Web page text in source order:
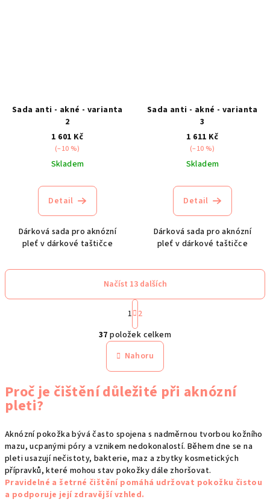
Sada anti - akné - varianta
2
1 601 Kč
(–10 %)
Skladem
Detail
Dárková sada pro aknózní
pleť v dárkové taštičce
Sada anti - akné - varianta
3
1 611 Kč
(–10 %)
Skladem
Detail
Dárková sada pro aknózní
pleť v dárkové taštičce
O
v
l
á
d
a
p
r
v
k
y
Načíst 13 dalších
S
t
r
á
n
k
o
v
á
1 2
37 položek celkem
Nahoru
Proč je čištění důležité při aknózní
pleti?
Aknózní pokožka bývá často spojena s nadměrnou tvorbou kožního
mazu, ucpanými póry a vznikem nedokonalostí. Během dne se na
pleti usazují nečistoty, bakterie, maz a zbytky kosmetických
přípravků, které mohou stav pokožky dále zhoršovat.
Pravidelné a šetrné čištění pomáhá udržovat pokožku čistou
a podporuje její zdravější vzhled.